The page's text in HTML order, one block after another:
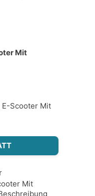
Mit
Scooter Mit
Mit